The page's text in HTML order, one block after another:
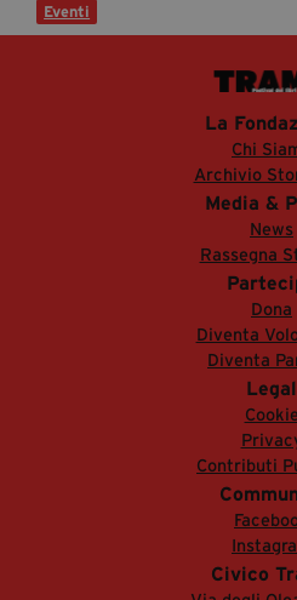
Eventi
La
Chi
Archivio
Media &
News
Rassegna
Dona
Diventa
Diventa
Legal
Cookie
Contributi
Civico